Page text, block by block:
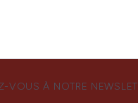
VOUS À NOTRE